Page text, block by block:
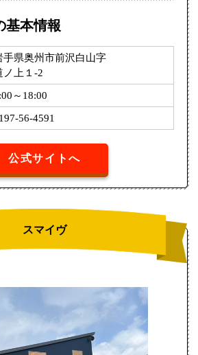
基本情報
手県奥州市前沢白山字
ノ上１-2
～18:00
56-4591
公式サイトへ
スマイヴ